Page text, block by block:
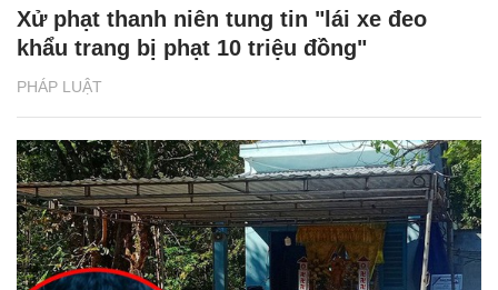
PHÁP LUẬT
Xử phạt thanh niên tung tin "lái xe đeo
khẩu trang bị phạt 10 triệu đồng"